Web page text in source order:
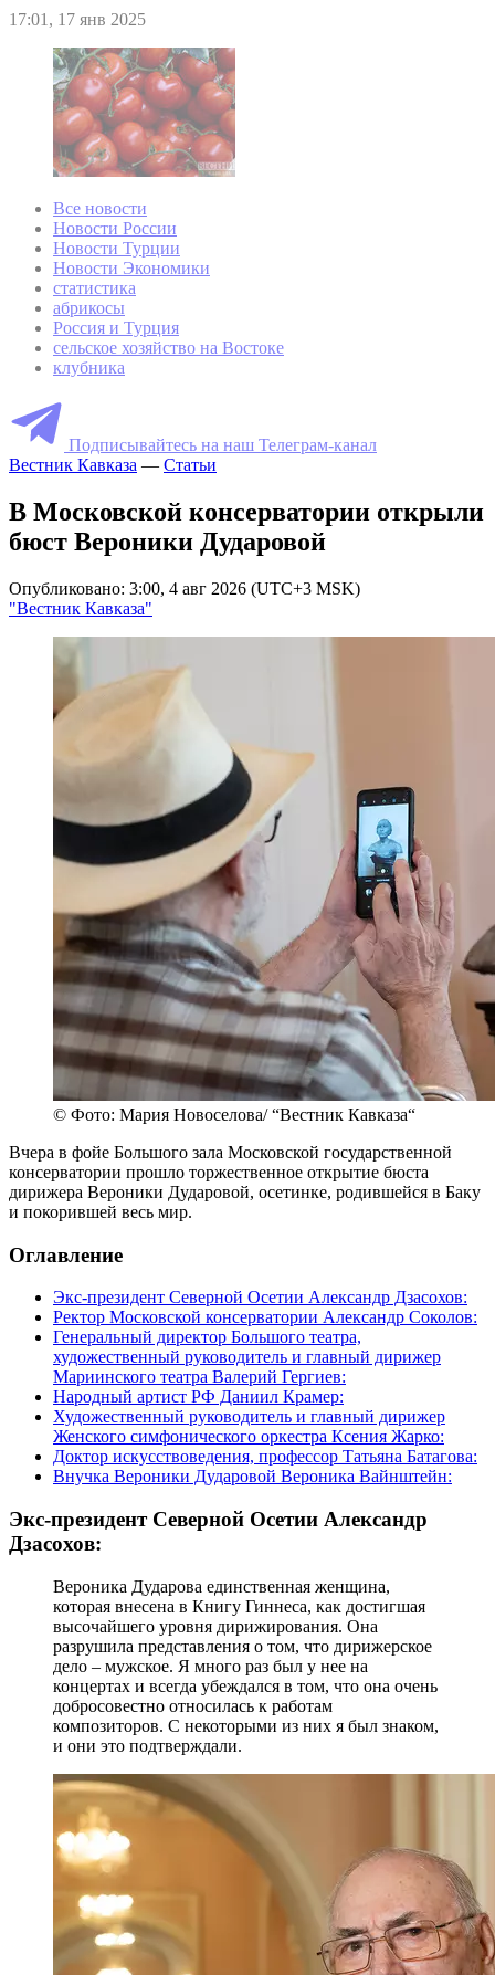
17:01, 17 янв 2025
Все новости
Новости России
Новости Турции
Новости Экономики
статистика
абрикосы
Россия и Турция
сельское хозяйство на Востоке
клубника
Подписывайтесь на наш Телеграм-канал
Вестник Кавказа — Статьи
В Московской консерватории открыли
бюст Вероники Дударовой
Опубликовано: 3:00, 4 авг 2026 (UTC+3 MSK)
"Вестник Кавказа"
© Фото: Мария Новоселова/ “Вестник Кавказа“
Вчера в фойе Большого зала Московской государственной
консерватории прошло торжественное открытие бюста
дирижера Вероники Дударовой, осетинке, родившейся в Баку
и покорившей весь мир.
Оглавление
Экс-президент Северной Осетии Александр Дзасохов:
Ректор Московской консерватории Александр Соколов:
Генеральный директор Большого театра,
художественный руководитель и главный дирижер
Мариинского театра Валерий Гергиев:
Народный артист РФ Даниил Крамер:
Художественный руководитель и главный дирижер
Женского симфонического оркестра Ксения Жарко:
Доктор искусствоведения, профессор Татьяна Батагова:
Внучка Вероники Дударовой Вероника Вайнштейн:
Экс-президент Северной Осетии Александр
Дзасохов:
Вероника Дударова единственная женщина,
которая внесена в Книгу Гиннеса, как достигшая
высочайшего уровня дирижирования. Она
разрушила представления о том, что дирижерское
дело – мужское. Я много раз был у нее на
концертах и всегда убеждался в том, что она очень
добросовестно относилась к работам
композиторов. С некоторыми из них я был знаком,
и они это подтверждали.